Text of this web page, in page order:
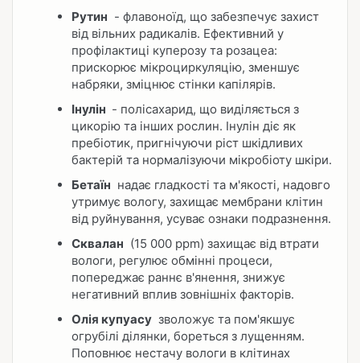
Рутин - флавоноїд, що забезпечує захист
від вільних радикалів. Ефективний у
профілактиці куперозу та розацеа:
прискорює мікроциркуляцію, зменшує
набряки, зміцнює стінки капілярів.
Інулін - полісахарид, що виділяється з
цикорію та інших рослин. Інулін діє як
пребіотик, пригнічуючи ріст шкідливих
бактерій та нормалізуючи мікробіоту шкіри.
Бетаїн надає гладкості та м'якості, надовго
утримує вологу, захищає мембрани клітин
від руйнування, усуває ознаки подразнення.
Сквалан (15 000 ppm) захищає від втрати
вологи, регулює обмінні процеси,
попереджає раннє в'янення, знижує
негативний вплив зовнішніх факторів.
Олія купуасу зволожує та пом'якшує
огрубілі ділянки, бореться з лущенням.
Поповнює нестачу вологи в клітинах